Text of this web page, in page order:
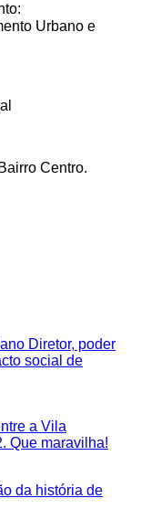
Urbano e
Centro.
Diretor, poder
social de
a Vila
Que maravilha!
da história de